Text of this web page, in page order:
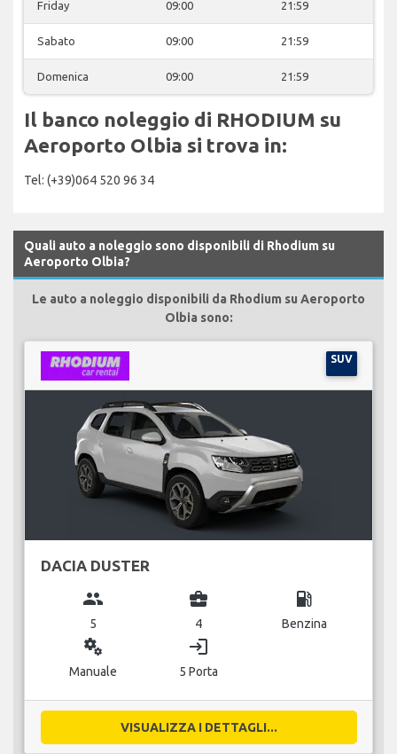
Friday 09:00 21:59
Sabato 09:00 21:59
Domenica 09:00 21:59
Il banco noleggio di RHODIUM su
Aeroporto Olbia si trova in:
Tel: (+39)064 520 96 34
Quali auto a noleggio sono disponibili di Rhodium su
Aeroporto Olbia?
Le auto a noleggio disponibili da Rhodium su Aeroporto
Olbia sono:
SUV
DACIA DUSTER
group
5
business_center
4
local_gas_station
Benzina
miscellaneous_services
Manuale
login
5 Porta
VISUALIZZA I DETTAGLI...